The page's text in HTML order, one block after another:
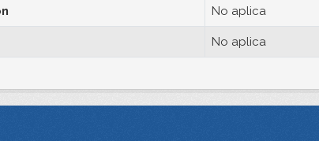
No aplica
No aplica